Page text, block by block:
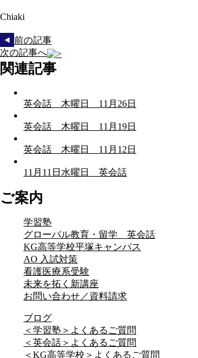
Chiaki
前の記事
次の記事へ
関連記事
英会話 木曜日 11月26日
英会話 木曜日 11月19日
英会話 木曜日 11月12日
11月11日水曜日 英会話
ご案内
学習塾
グローバル教育・留学 英会話
KG高等学校平塚キャンパス
AO 入試対策
看護医療系受験
未来を拓く新講座
お問い合わせ／資料請求
ブログ
＜学習塾＞よくあるご質問
＜英会話＞よくあるご質問
＜KG高等学校＞よくあるご質問